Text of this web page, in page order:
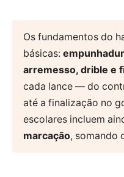
Os fundamentos do
básicas:
arremesso, drible e
cada lance — do
até a finalização no
escolares incluem
marcação, somando